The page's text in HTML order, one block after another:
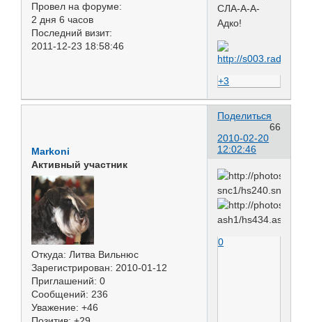
Провел на форуме:
2 дня 6 часов
Последний визит:
2011-12-23 18:58:46
СЛА-А-А-
Адко!
+3
Поделиться
66
2010-02-20
12:02:46
Markoni
Активный участник
Откуда: Литва Вильнюс
Зарегистрирован: 2010-01-12
Приглашений: 0
Сообщений: 236
Уважение: +46
0